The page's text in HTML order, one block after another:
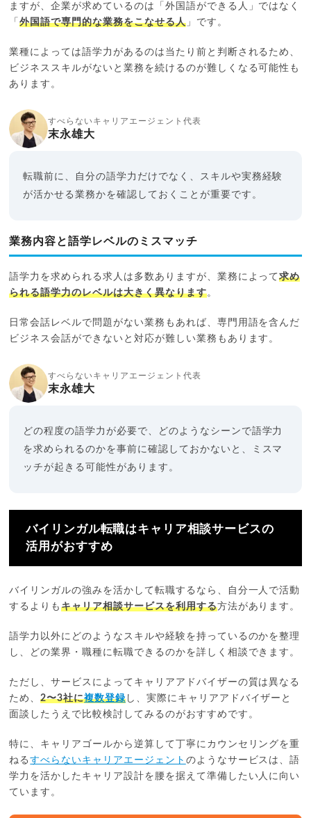
ますが、企業が求めているのは「外国語ができる人」ではなく
「外国語で専門的な業務をこなせる人」です。
業種によっては語学力があるのは当たり前と判断されるため、
ビジネススキルがないと業務を続けるのが難しくなる可能性も
あります。
すべらないキャリアエージェント代表
末永雄大
転職前に、自分の語学力だけでなく、スキルや実務経験
が活かせる業務かを確認しておくことが重要です。
業務内容と語学レベルのミスマッチ
語学力を求められる求人は多数ありますが、業務によって求め
られる語学力のレベルは大きく異なります。
日常会話レベルで問題がない業務もあれば、専門用語を含んだ
ビジネス会話ができないと対応が難しい業務もあります。
すべらないキャリアエージェント代表
末永雄大
どの程度の語学力が必要で、どのようなシーンで語学力
を求められるのかを事前に確認しておかないと、ミスマ
ッチが起きる可能性があります。
バイリンガル転職はキャリア相談サービスの
活用がおすすめ
バイリンガルの強みを活かして転職するなら、自分一人で活動
するよりもキャリア相談サービスを利用する方法があります。
語学力以外にどのようなスキルや経験を持っているのかを整理
し、どの業界・職種に転職できるのかを詳しく相談できます。
ただし、サービスによってキャリアアドバイザーの質は異なる
ため、2〜3社に複数登録し、実際にキャリアアドバイザーと
面談したうえで比較検討してみるのがおすすめです。
特に、キャリアゴールから逆算して丁寧にカウンセリングを重
ねるすべらないキャリアエージェント のようなサービスは、語
学力を活かしたキャリア設計を腰を据えて準備したい人に向い
ています。